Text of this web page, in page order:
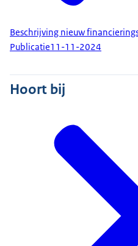
Beschrijving nieuw
Publicatie11-11-2024
Hoort bij